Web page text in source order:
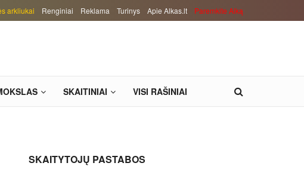
arkliukai Renginiai Reklama Turinys Apie Alkas.lt Paremkite Alką
SKAITINIAI VISI RAŠINIAI
SKAITYTOJŲ PASTABOS